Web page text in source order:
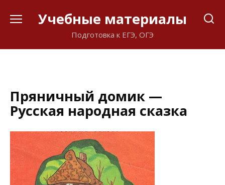
Учебные материалы
Подготовка к ЕГЭ, ОГЭ
Пряничный домик —
Русская народная сказка